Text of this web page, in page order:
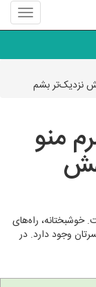
منوی
سایت
مشاور
نزدیک‌تر بشم
منو
خوشبختانه، راه‌های
وجود دارد. در